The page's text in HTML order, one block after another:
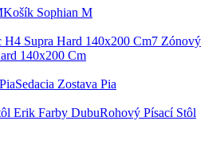
Košík Sophian M
7 Zónový
140x200 Cm
Sedacia Zostava Pia
Rohový Písací Stôl